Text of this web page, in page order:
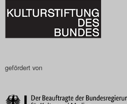
gefördert von